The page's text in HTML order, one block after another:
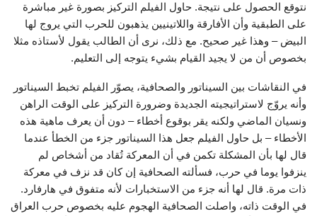
نتوقع الحصول على نتيجة. حاول الفيلم التركيز بصورة غير مباشرة
على الطبقية وأن الأفارقة واللاتينيين يذهبون للحرب التي يروج لها
البيض – وهذا غير صحيح. مع ذلك، نرى أن الطالب يقول لأستاذه مثلا
بخصوص أن من لا يجيد القيام بشيء يتوجه إلى التعليم.
في النقاشات بين السيناتور والصحافية، يصوّر الفيلم تخبط السيناتور
وأنه يروّج لاستراتيجيته الجديدة وضرورة التركيز على الوقت الراهن
ونسيان الماضي ولكنه يقر بوقوع أخطاء – دون أن يعرف ماهية هذه
الأخطاء – بل حاول الفيلم جعل هذا السيناتور جزء من الخطأ عندما
قال لها بأن المشكلة تكمن في أن المعركة تُقاد من أشخاص لم
ينزفوا يوما في حرب، فسألته الصحافية إن كان قد نزف في معركة
ذات مرة. قال لها أنه جزء من الاستخبارات لأنه متفوق في هارفارد.
في الوقت ذاته، واصلت الصحافية الهجوم عليه بخصوص حرب العراق